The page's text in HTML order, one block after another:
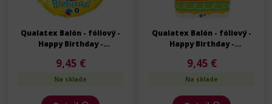
Qualatex Balón - fóliový -
Happy Birthday -
9,45 €
Na sklade
Qualatex Balón - fóliový -
Happy Birthday -
9,45 €
Na sklade